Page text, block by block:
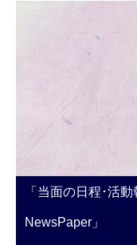
「当面の日程･活動
NewsPaper」